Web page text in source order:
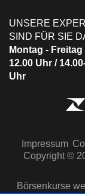
UNSERE
SIND FÜR SIE
Montag - Freitag
12.00 Uhr /
Uhr
Impressum
Copyright ©
Börsenkurse